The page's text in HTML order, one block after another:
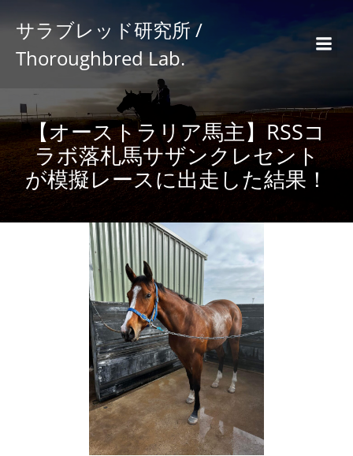
サラブレッド研究所 /
Thoroughbred Lab.
【オーストラリア馬主】RSSコ
ラボ落札馬サザンクレセント
が模擬レースに出走した結果！